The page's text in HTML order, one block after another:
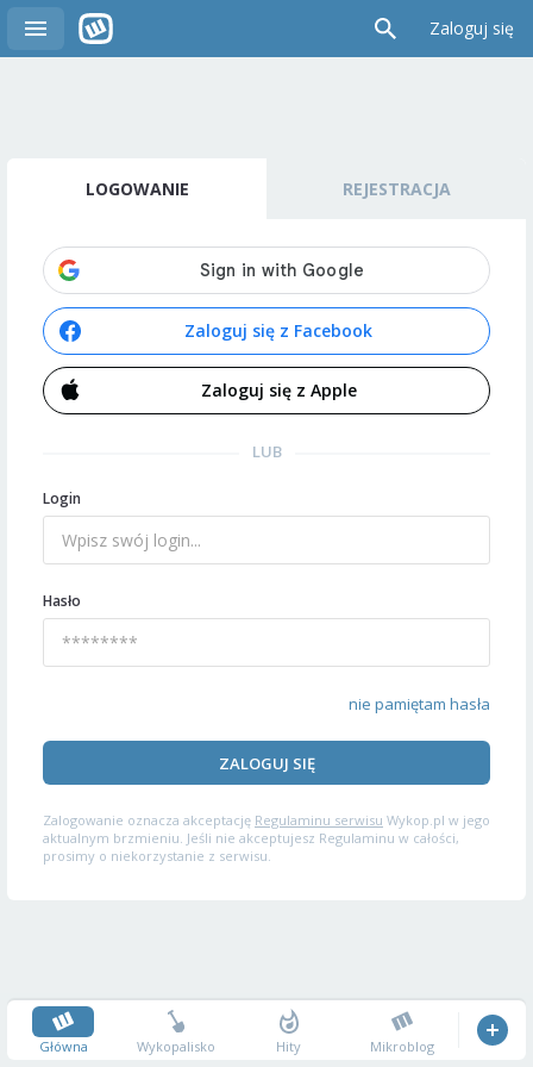
Zaloguj się
LOGOWANIE REJESTRACJA
Zaloguj się z Facebook
Zaloguj się z Apple
LUB
Login
Hasło
nie pamiętam hasła
ZALOGUJ SIĘ
Zalogowanie oznacza akceptację Regulaminu serwisu Wykop.pl w jego
aktualnym brzmieniu. Jeśli nie akceptujesz Regulaminu w całości,
prosimy o niekorzystanie z serwisu.
Główna Wykopalisko Hity Mikroblog